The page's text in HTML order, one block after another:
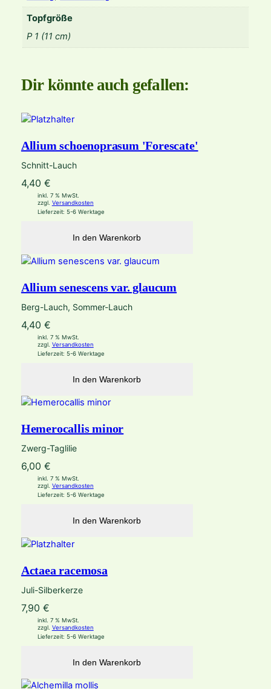
Topfgröße
P 1 (11 cm)
Dir könnte auch gefallen:
Allium schoenoprasum 'Forescate'
Schnitt-Lauch
4,40 €
inkl. 7 % MwSt.
zzgl. Versandkosten
Lieferzeit: 5-6 Werktage
In den Warenkorb
Allium senescens var. glaucum
Berg-Lauch, Sommer-Lauch
4,40 €
inkl. 7 % MwSt.
zzgl. Versandkosten
Lieferzeit: 5-6 Werktage
In den Warenkorb
Hemerocallis minor
Zwerg-Taglilie
6,00 €
inkl. 7 % MwSt.
zzgl. Versandkosten
Lieferzeit: 5-6 Werktage
In den Warenkorb
Actaea racemosa
Juli-Silberkerze
7,90 €
inkl. 7 % MwSt.
zzgl. Versandkosten
Lieferzeit: 5-6 Werktage
In den Warenkorb